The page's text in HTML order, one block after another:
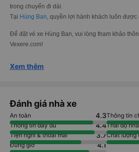
trong chuyến đi dài.
Tại Hùng Ban, quyền lợi hành khách luôn được
Để đặt vé xe Hùng Ban, vui lòng tham khảo
Vexere.com!
Xem thêm
Đánh giá nhà xe
An toàn 4.3Thông tin
Thông tin đầy đủ 4.4Thái độ
Tiện nghi & thoải mái 3.7Chất lượng
Đúng giờ 4.1